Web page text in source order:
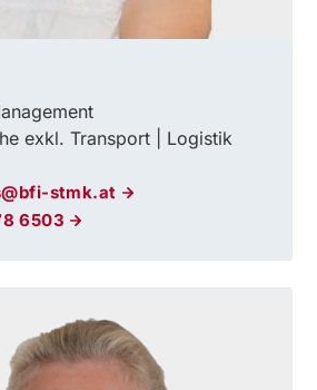
exkl. Transport | Logistik
stmk.at
6503